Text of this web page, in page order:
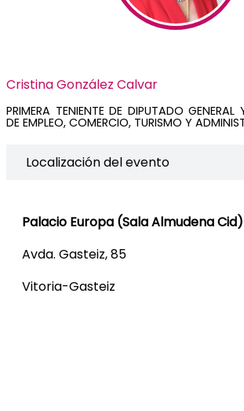
Cristina González Calvar
PRIMERA TENIENTE DE DIPUTADO
DE EMPLEO, COMERCIO, TURISMO Y
Localización del evento
Palacio Europa (Sala Almudena Cid)
Avda. Gasteiz, 85
Vitoria-Gasteiz